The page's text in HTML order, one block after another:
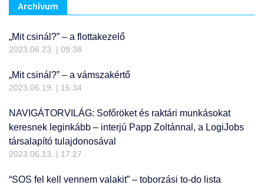
Archívum
„Mit csinál?” – a flottakezelő
2023.06.23. 09:38
„Mit csinál?” – a vámszakértő
2023.06.19. 15:34
NAVIGÁTORVILÁG: Sofőröket és raktári munkásokat
keresnek leginkább – interjú Papp Zoltánnal, a LogiJobs
társalapító tulajdonosával
2023.06.13. 17:27
“SOS fel kell vennem valakit” – toborzási to-do lista